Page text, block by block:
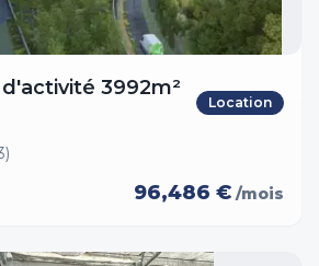
3992m²
Location
96,486 € /mois